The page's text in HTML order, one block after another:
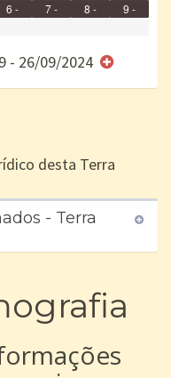
6 -
e/ou
7 -
8 -
9 -
- 26/09/2024
desta Terra
- Terra